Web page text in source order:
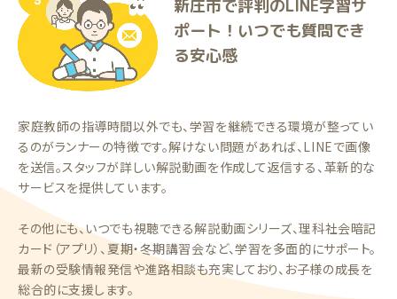
新庄市で評判のLINE学習サ
ポート！いつでも質問でき
る安心感
家庭教師の指導時間以外でも、学習を継続できる環境が整ってい
るのがランナーの特徴です。解けない問題があれば、LINEで画像
を送信。スタッフが詳しい解説動画を作成して返信する、革新的な
サービスを提供しています。
その他にも、いつでも視聴できる解説動画シリーズ、理科社会暗記
カード（アプリ）、夏期・冬期講習会など、学習を多面的にサポート。
最新の受験情報発信や進路相談も充実しており、お子様の成長を
総合的に支援します。